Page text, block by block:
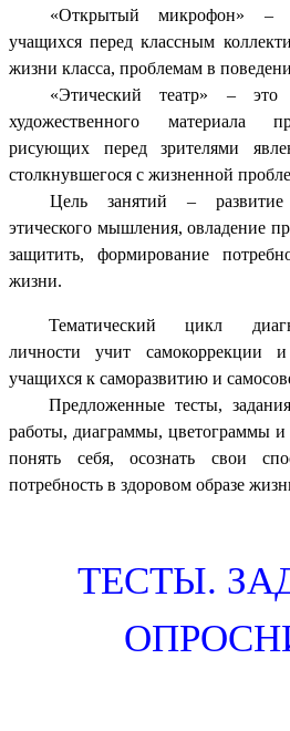
«Открытый микрофон» –
учащихся перед классным
жизни класса, проблемам в
«Этический театр» – это
художественного материала
рисующих перед зрителями
столкнувшегося с жизненной
Цель занятий – развитие
этического мышления, овладение
защитить, формирование
жизни.
Тематический цикл
личности учит самокоррекции и
учащихся к саморазвитию и
Предложенные тесты,
работы, диаграммы, цветограммы
понять себя, осознать свои
потребность в здоровом образе
ТЕСТЫ.